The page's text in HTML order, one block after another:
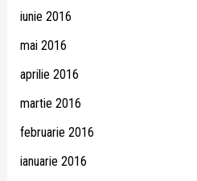
iunie 2016
mai 2016
aprilie 2016
martie 2016
februarie 2016
ianuarie 2016